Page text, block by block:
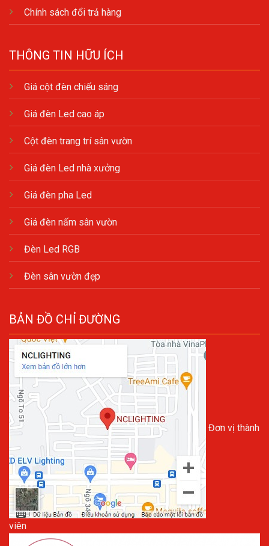
Chính sách đổi trả hàng
THÔNG TIN HỮU ÍCH
Giá cột đèn chiếu sáng
Giá đèn Led cao áp
Cột đèn trang trí sân vườn
Giá đèn Led nhà xưởng
Giá đèn pha Led
Giá đèn nấm sân vườn
Đèn Led RGB
Đèn sân vườn đẹp
BẢN ĐỒ CHỈ ĐƯỜNG
Đơn vị thành
viên